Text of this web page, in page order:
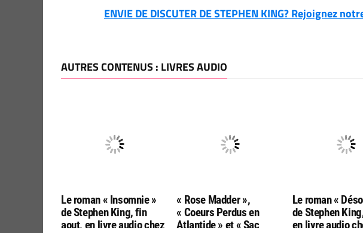
ENVIE DE DISCUTER DE STEPHEN KING? Rejoignez
AUTRES CONTENUS : LIVRES AUDIO
Le roman « Insomnie »
de Stephen King, fin
aout, en livre audio chez
« Rose Madder »,
« Coeurs Perdus en
Atlantide » et « Sac
Le roman «
de Stephen
en livre audio